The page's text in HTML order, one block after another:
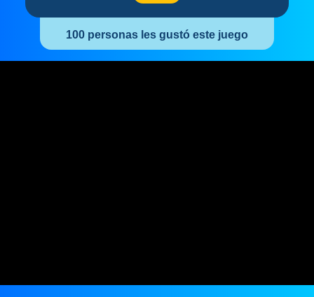
100 personas les gustó este juego